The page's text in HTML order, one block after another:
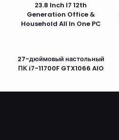
23.8 Inch I7 12th
Generation Office &
Household All In One PC
27-дюймовый настольный
ПК i7-11700F GTX1066 AIO